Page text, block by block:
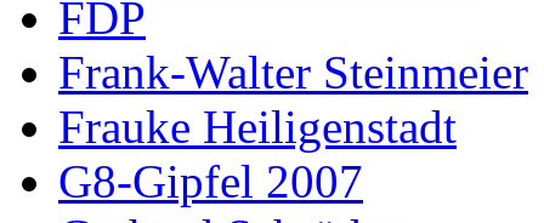
FDP
Frank-Walter Steinmeier
Frauke Heiligenstadt
G8-Gipfel 2007